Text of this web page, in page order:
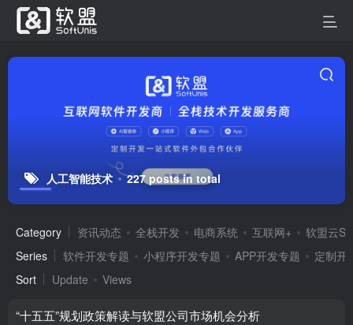
人工智能技术 227 posts in total
Category 资讯动态 全栈开发 电商系统 互联网+
软盟云
Series
软件开发专题 小程序开发专题 APP开发专题
定制开
Sort
Update Views
“十五五”规划政策解读与软盟公司市场机会分析